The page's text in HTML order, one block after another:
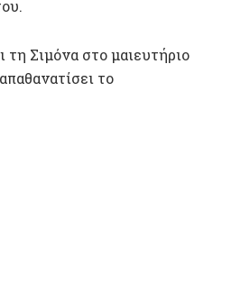
τη Σιμόνα στο μαιευτήριο
το